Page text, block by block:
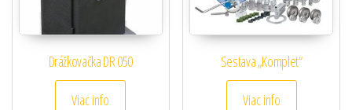
Drážkovačka DR 050
Viac info
Sestava „Komplet“
Viac info